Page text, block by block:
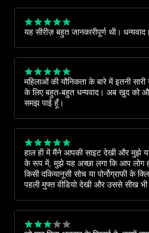
यह सीरीज़ बहुत जानकारीपूर्ण थी। धन्यवाद।
महिलाओं की यौनिकता के बारे में इतनी
के लिए बहुत-बहुत धन्यवाद। अब खुद को
समझ पाई हूँ।
हाल ही में मैंने आपकी साइट देखी और मुझे
के रूप में, मुझे यह अच्छा लगा कि आप लोग
किसी दकियानूसी सोच या पोर्नोग्राफी के
पहली मुफ्त वीडियो देखी और उससे सीख भी